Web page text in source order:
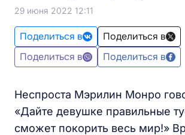
29 июня 2022 12:11
Поделиться в
Поделиться в
Поделиться в
Поделиться в
Неспроста Мэрилин Монро
«Дайте девушке правильные
сможет покорить весь мир!»